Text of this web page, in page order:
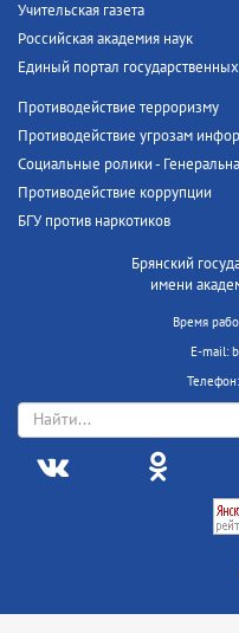
Учительская газета
Российская академия наук
Единый портал
Противодействие терроризму
Противодействие угрозам
Социальные ролики -
Противодействие коррупции
БГУ против наркотиков
Брянский
имени
Время
E-mail: